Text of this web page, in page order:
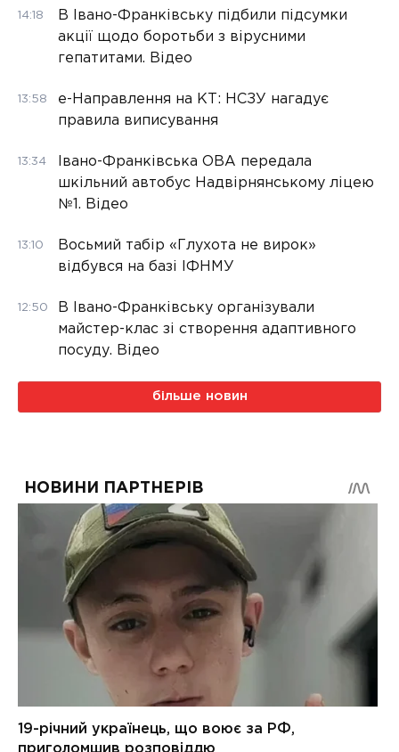
14:18
В Івано-Франківську підбили підсумки
акції щодо боротьби з вірусними
гепатитами. Відео
13:58
е-Направлення на КТ: НСЗУ нагадує
правила виписування
13:34
Івано-Франківська ОВА передала
шкільний автобус Надвірнянському ліцею
№1. Відео
13:10
Восьмий табір «Глухота не вирок»
відбувся на базі ІФНМУ
12:50
В Івано-Франківську організували
майстер-клас зі створення адаптивного
посуду. Відео
більше новин